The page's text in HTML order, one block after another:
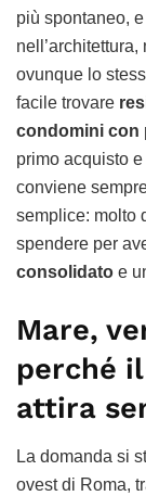
più spontaneo,
ovunque lo
facile trovare
condomini con
primo acquisto
conviene
semplice: molto
spendere per
consolidato e
Mare,
perché
attira
La domanda si
ovest di Roma,